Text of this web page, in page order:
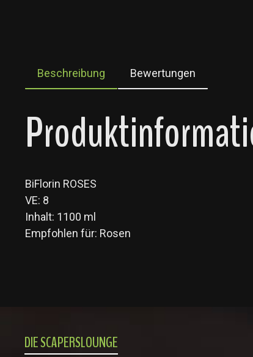
Beschreibung Bewertungen
BiFlorin ROSES
VE: 8
Inhalt: 1100 ml
Empfohlen für: Rosen
DIE SCAPERSLOUNGE